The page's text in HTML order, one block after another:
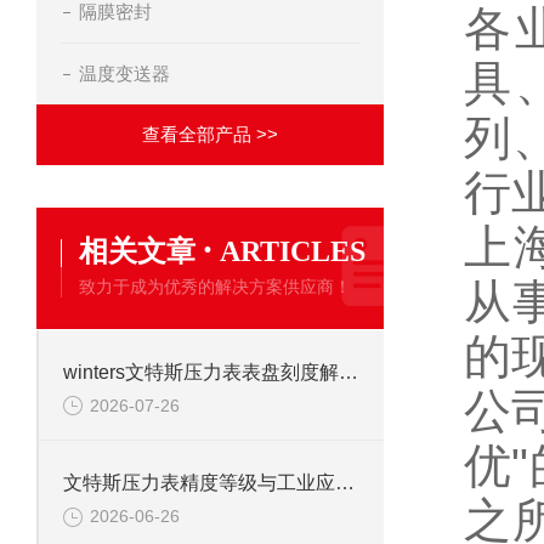
各
具
列
行
从
的
公
优"
之
隔膜密封
温度变送器
查看全部产品 >>
相关文章 · ARTICLES
致力于成为优秀的解决方案供应商！
winters文特斯压力表表盘刻度解读及现场安装注意事项
2026-07-26
文特斯压力表精度等级与工业应用场景解析
2026-06-26